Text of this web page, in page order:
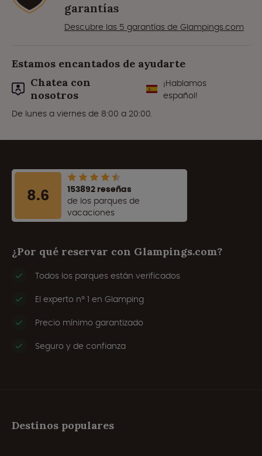
garantías
Descubre las 5 garantías de Glampings.com
Estamos encantados de ayudarte
Chatea con
nosotros
¡Hablamos
español!
De lunes a viernes de 8:00 a 20:00.
8.6
153892 reseñas
de los parques de
vacaciones
¿Por qué reservar con Glampings.com?
Todos los parques están verificados
El experto nº 1 en Glamping
Precio mínimo garantizado
Seguro y de confianza
Destinos populares